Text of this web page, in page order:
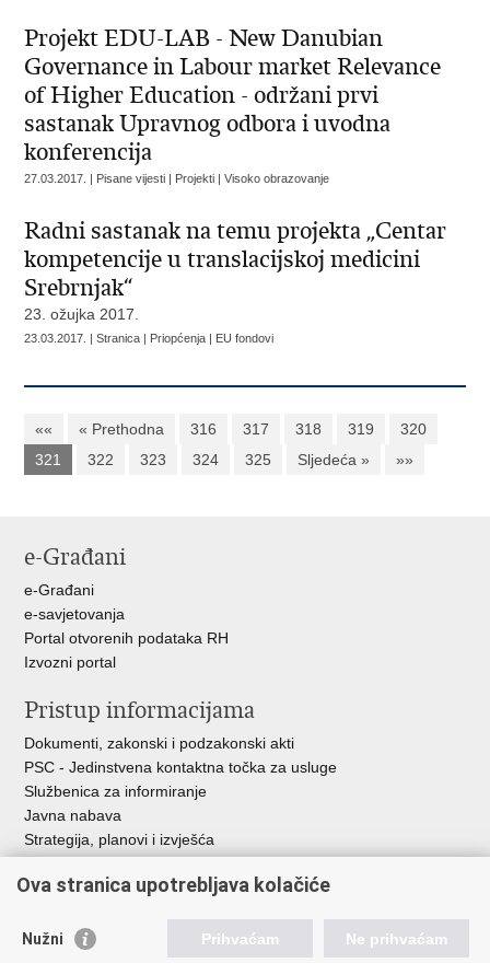
Projekt EDU-LAB - New Danubian
Governance in Labour market Relevance
of Higher Education - održani prvi
sastanak Upravnog odbora i uvodna
konferencija
27.03.2017. | Pisane vijesti | Projekti | Visoko obrazovanje
Radni sastanak na temu projekta „Centar
kompetencije u translacijskoj medicini
Srebrnjak“
23. ožujka 2017.
23.03.2017. | Stranica | Priopćenja | EU fondovi
«« « Prethodna 316 317 318 319
320
321
322 323 324 325 Sljedeća » »»
e-Građani
e-Građani
e-savjetovanja
Portal otvorenih podataka RH
Izvozni portal
Pristup informacijama
Dokumenti, zakonski i podzakonski akti
PSC - Jedinstvena kontaktna točka za usluge
Službenica za informiranje
Javna nabava
Strategija, planovi i izvješća
Ova stranica upotrebljava kolačiće
Nužni Prihvaćam Ne prihvaćam